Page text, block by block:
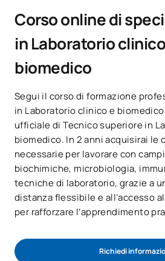
Opportunità di carriera
Corso online di
in Laboratorio
biomedico
Segui il corso di formazione
in Laboratorio clinico e
ufficiale di Tecnico superiore in
biomedico. In 2 anni acquisirai le
necessarie per lavorare con
biochimiche, microbiologia,
tecniche di laboratorio, grazie a
distanza flessibile e all’accesso
per rafforzare l’apprendimento
Richiedi